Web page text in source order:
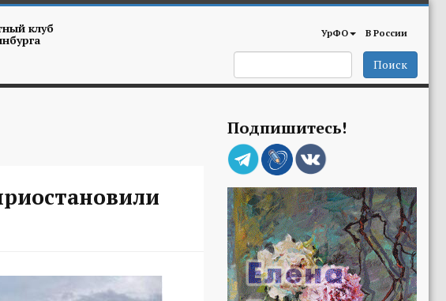
клуб УрФО В России
Поиск
Подпишитесь!